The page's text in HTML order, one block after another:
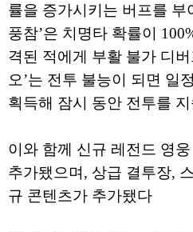
률을 증가시키는 버프를 부
풍참’은 치명타 확률이
격된 적에게 부활 불가 디
오’는 전투 불능이 되면 일
획득해 잠시 동안 전투를
이와 함께 신규 레전드 영웅
추가됐으며, 상급 결투장,
규 콘텐츠가 추가됐다